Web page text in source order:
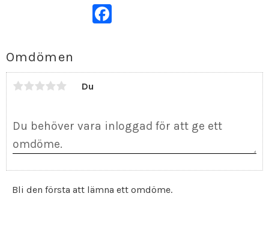
Omdömen
Du
Bli den första att lämna ett omdöme.